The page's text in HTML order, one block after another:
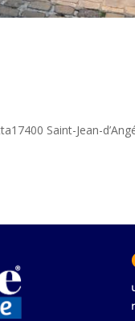
Saint-Jean-